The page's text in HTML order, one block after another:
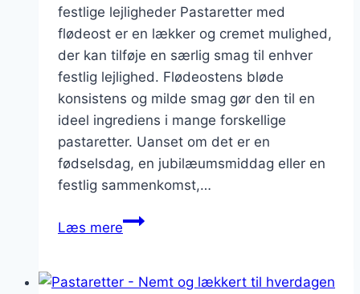
festlige lejligheder Pastaretter med
flødeost er en lækker og cremet mulighed,
der kan tilføje en særlig smag til enhver
festlig lejlighed. Flødeostens bløde
konsistens og milde smag gør den til en
ideel ingrediens i mange forskellige
pastaretter. Uanset om det er en
fødselsdag, en jubilæumsmiddag eller en
festlig sammenkomst,…
Læs merePastaretter
til